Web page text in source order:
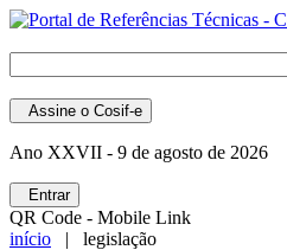
Assine o Cosif-e
Ano XXVII - 9 de agosto de 2026
Entrar
QR Code - Mobile Link
início | legislação